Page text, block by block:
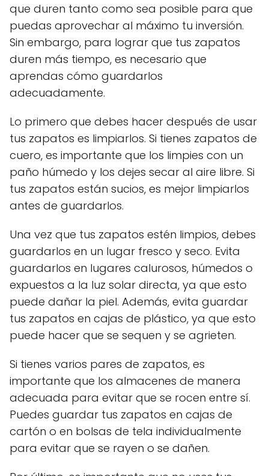
que duren tanto como sea posible para que
puedas aprovechar al máximo tu inversión.
Sin embargo, para lograr que tus zapatos
duren más tiempo, es necesario que
aprendas cómo guardarlos
adecuadamente.
Lo primero que debes hacer después de usar
tus zapatos es limpiarlos. Si tienes zapatos de
cuero, es importante que los limpies con un
paño húmedo y los dejes secar al aire libre. Si
tus zapatos están sucios, es mejor limpiarlos
antes de guardarlos.
Una vez que tus zapatos estén limpios, debes
guardarlos en un lugar fresco y seco. Evita
guardarlos en lugares calurosos, húmedos o
expuestos a la luz solar directa, ya que esto
puede dañar la piel. Además, evita guardar
tus zapatos en cajas de plástico, ya que esto
puede hacer que se sequen y se agrieten.
Si tienes varios pares de zapatos, es
importante que los almacenes de manera
adecuada para evitar que se rocen entre sí.
Puedes guardar tus zapatos en cajas de
cartón o en bolsas de tela individualmente
para evitar que se rayen o se dañen.